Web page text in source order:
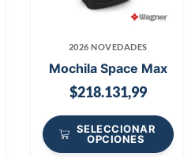
2026 NOVEDADES
Mochila Space Max
$218.131,99
SELECCIONAR
OPCIONES